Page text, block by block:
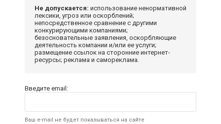
Не допускается: использование ненормативной
лексики, угроз или оскорблений;
непосредственное сравнение с другими
конкурирующими компаниями;
безосновательные заявления, оскорбляющие
деятельность компании и/или ее услуги;
размещение ссылок на сторонние интернет-
ресурсы; реклама и самореклама.
Введите email:
Ваш e-mail не будет показываться на сайте